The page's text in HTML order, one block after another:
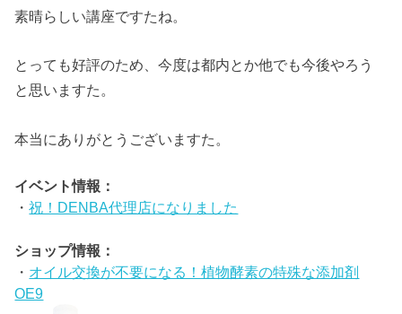
素晴らしい講座ですたね。
とっても好評のため、今度は都内とか他でも今後やろう
と思いますた。
本当にありがとうございますた。
イベント情報：
・祝！DENBA代理店になりました
ショップ情報：
・ オイル交換が不要になる！植物酵素の特殊な添加剤
OE9